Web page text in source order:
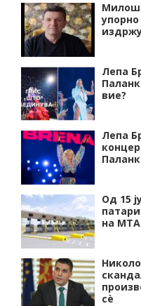
Лепа
вие?
Лепа
Од 15
на
сѐ